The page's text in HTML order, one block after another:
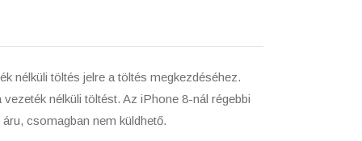
nélküli töltés jelre a töltés megkezdéséhez.
nélküli töltést. Az iPhone 8-nál régebbi
csomagban nem küldhető.